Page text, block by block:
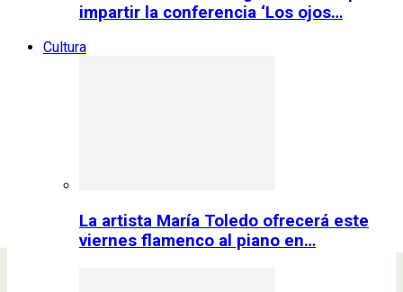
impartir la conferencia ‘Los ojos…
Cultura
La artista María Toledo ofrecerá este
viernes flamenco al piano en…